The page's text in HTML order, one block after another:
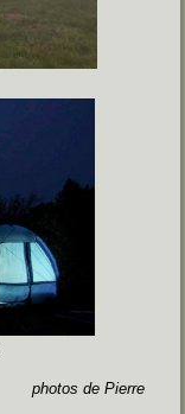
photos de Pierre